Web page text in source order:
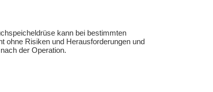
kann bei bestimmten
ohne Risiken und Herausforderungen und
der Operation.